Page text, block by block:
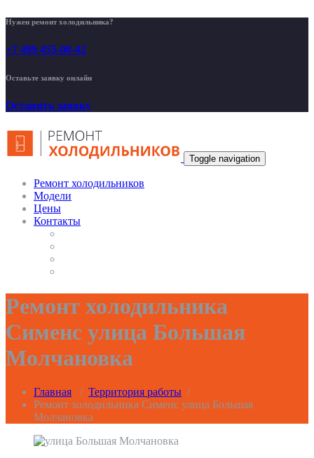
Нужен ремонт холодильника?
+7 499 455-00-42
Оставьте заявку онлайн
Оставить заявку
Toggle navigation
Ремонт холодильников
Модели
Цены
Контакты
Ремонт холодильника
Сименс улица Большая
Молчановка
Главная / Территория работы /
Ремонт холодильника Сименс улица Большая
Молчановка